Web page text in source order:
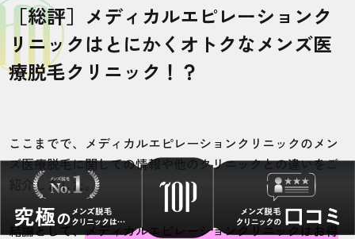
［総評］メディカルエピレーションク
リニックはとにかくオトクなメンズ医
療脱毛クリニック！？
ここまでで、メディカルエピレーションクリニックのメン
ズ医療脱毛に関しての情報や他のクリニックとの違いをご
紹介しました。
結論として、メディカルエピレーションクリニックはお得